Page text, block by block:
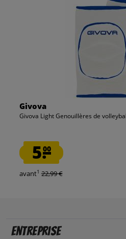
Givova
Givova Light Genouillères de
5.00
avant1 22,99 €
Entreprise